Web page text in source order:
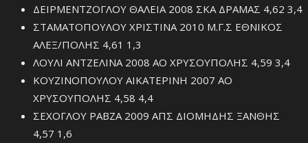
ΔΕΙΡΜΕΝΤΖΟΓΛΟΥ ΘΑΛΕΙΑ 2008 ΣΚΑ ΔΡΑΜΑΣ 4,62 3,4
ΣΤΑΜΑΤΟΠΟΥΛΟΥ ΧΡΙΣΤΙΝΑ 2010 Μ.Γ.Σ ΕΘΝΙΚΟΣ
ΑΛΕΞ/ΠΟΛΗΣ 4,61 1,3
ΛΟΥΛΙ ΑΝΤΖΕΛΙΝΑ 2008 ΑΟ ΧΡΥΣΟΥΠΟΛΗΣ 4,59 3,4
ΚΟΥΖΙΝΟΠΟΥΛΟΥ ΑΙΚΑΤΕΡΙΝΗ 2007 ΑΟ
ΧΡΥΣΟΥΠΟΛΗΣ 4,58 4,4
ΣΕΧΟΓΛΟΥ ΡΑΒΖΑ 2009 ΑΠΣ ΔΙΟΜΗΔΗΣ ΞΑΝΘΗΣ
4,57 1,6